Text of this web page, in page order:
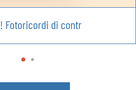
Fotoricordi di contr